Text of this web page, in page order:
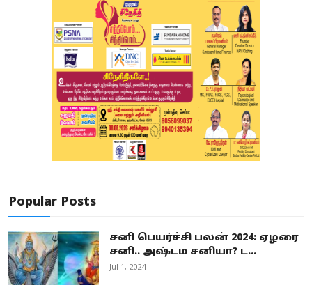
Popular Posts
சனி பெயர்ச்சி பலன் 2024: ஏழரை
சனி.. அஷ்டம சனியா? ட...
Jul 1, 2024